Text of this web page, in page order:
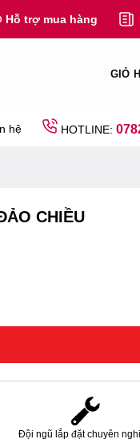
Hỗ trợ mua hàng
GIỎ
hệ HOTLINE:
CHIỀU
Đội ngũ lắp đặt chuyên